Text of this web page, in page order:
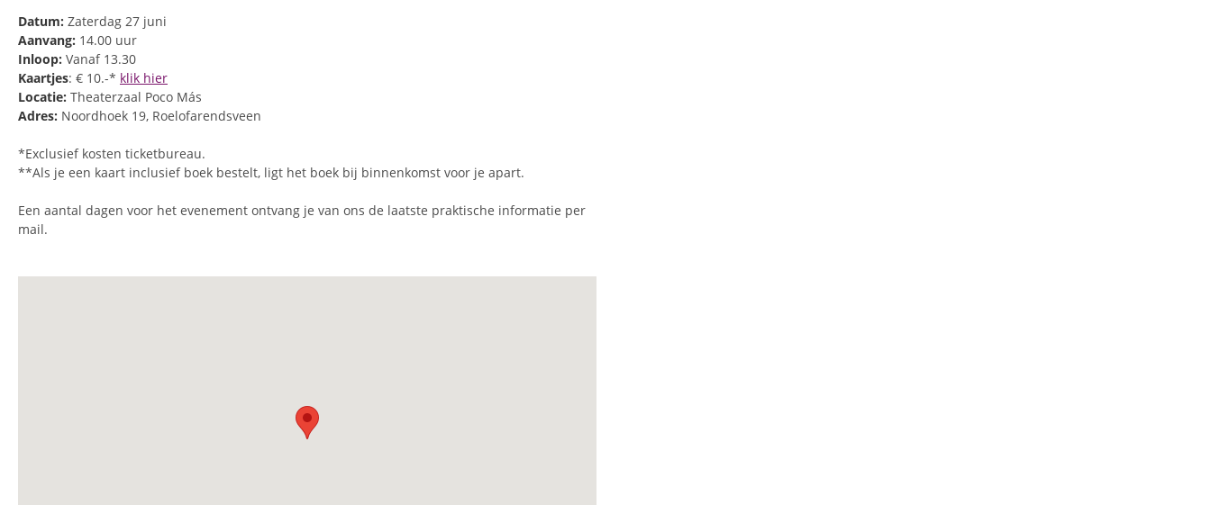
Datum: Zaterdag 27 juni
Aanvang: 14.00 uur
Inloop: Vanaf 13.30
Kaartjes: € 10.-* klik hier
Locatie: Theaterzaal Poco Más
Adres: Noordhoek 19, Roelofarendsveen
*Exclusief kosten ticketbureau.
**Als je een kaart inclusief boek bestelt, ligt het boek bij binnenkomst voor je apart.
Een aantal dagen voor het evenement ontvang je van ons de laatste praktische informatie per
mail.